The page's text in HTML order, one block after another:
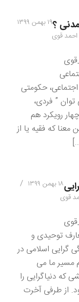
؟۱۹ بهمن ۱۳۹۹
احمد قوی
حکومتی
” فردی،
رویکرد هم
که فقیه یا از
۱۸ بهمن ۱۳۹۹ /
قوی
نسبت معارف توحیدی و
گرایی اسلامی در
مسیر ما می
که دنیاگرایی را
از طرفی آخرت